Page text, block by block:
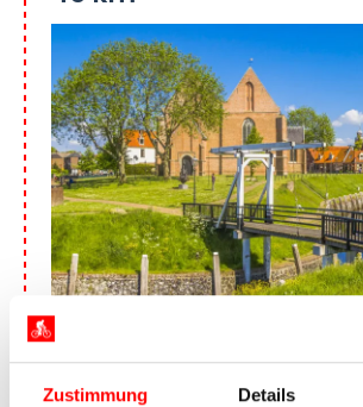
Zustimmung Details
Nach dem Frühstück verlassen
IJsselmeer und radeln Richtung